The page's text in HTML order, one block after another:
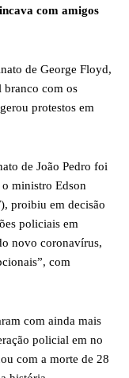
com amigos
de George Floyd,
branco com os
protestos em
de João Pedro foi
ministro Edson
proibiu em decisão
policiais em
novo coronavírus,
com
com ainda mais
policial em no
com a morte de 28